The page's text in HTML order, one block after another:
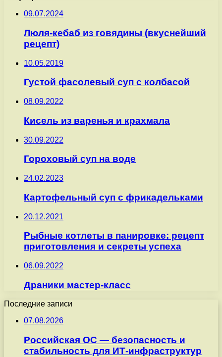
09.07.2024
Люля-кебаб из говядины (вкуснейший
рецепт)
10.05.2019
Густой фасолевый суп с колбасой
08.09.2022
Кисель из варенья и крахмала
30.09.2022
Гороховый суп на воде
24.02.2023
Картофельный суп с фрикадельками
20.12.2021
Рыбные котлеты в панировке: рецепт
приготовления и секреты успеха
06.09.2022
Драники мастер-класс
Последние записи
07.08.2026
Российская ОС — безопасность и
стабильность для ИТ-инфраструктур